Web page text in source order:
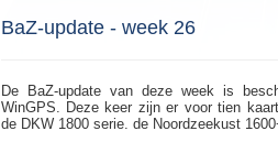
BaZ-update - week 26
De BaZ-update van deze week is
WinGPS. Deze keer zijn er voor tien
de DKW 1800 serie. de Noordzeekust